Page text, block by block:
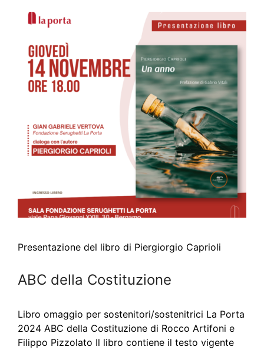
Presentazione del libro di Piergiorgio Caprioli
ABC della Costituzione
Libro omaggio per sostenitori/sostenitrici La Porta
2024 ABC della Costituzione di Rocco Artifoni e
Filippo Pizzolato Il libro contiene il testo vigente